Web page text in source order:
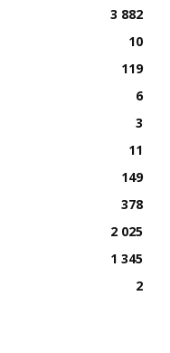
3 882
10
119
6
3
11
149
378
2 025
1 345
2